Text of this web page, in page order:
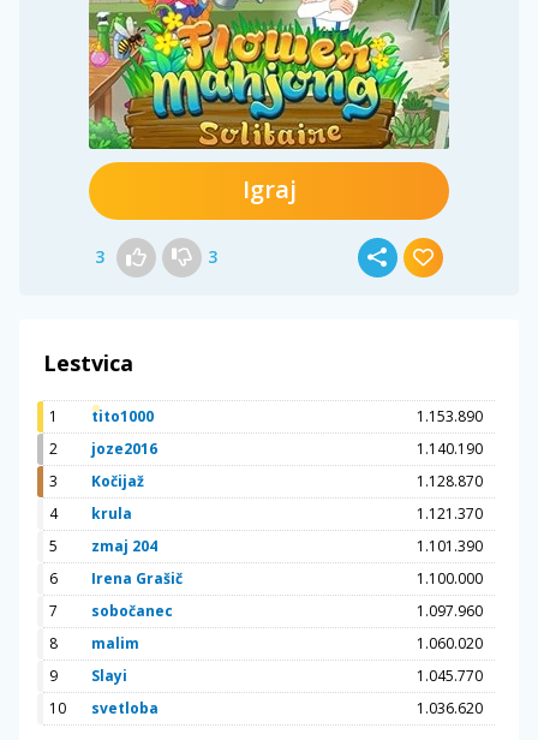
Igraj
3 3
Lestvica
1 tito1000
1.153.890
2
joze2016
1.140.190
3
Kočijaž
1.128.870
4
krula
1.121.370
5
zmaj 204
1.101.390
6
Irena Grašič
1.100.000
7
sobočanec
1.097.960
8
malim
1.060.020
9
Slayi
1.045.770
10
svetloba 1.036.620